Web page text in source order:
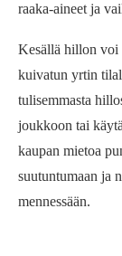
raaka-aineet ja
Kesällä hillon voi
kuivatun yrtin
tulisemmasta
joukkoon tai
kaupan mietoa
suutuntumaan ja
mennessään.